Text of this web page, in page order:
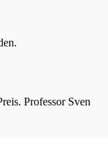
Professor Sven